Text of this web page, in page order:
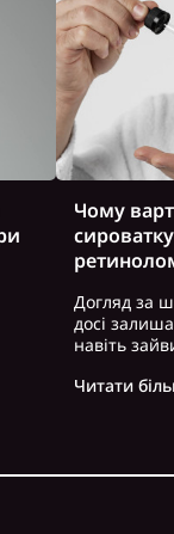
Чому
Догляд за
досі
навіть
косметику.
Читати